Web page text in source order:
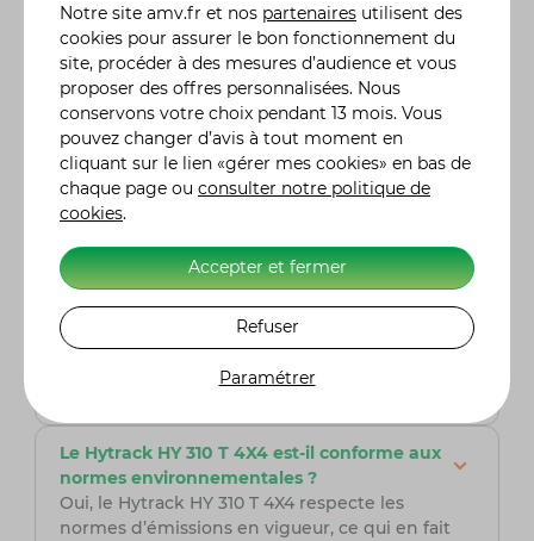
conçu pour affronter des terrains difficiles. Avec
son moteur puissant, sa traction intégrale 4X4
et ses suspensions indépendantes, il offre une
conduite stable et confortable, même sur les
surfaces les plus chaotiques comme les boues,
les rochers ou les pentes abruptes.
Quelle est la consommation de carburant
du Hytrack HY 310 T 4X4 ?
Le Hytrack HY 310 T 4X4 est conçu pour être
relativement économe en carburant, grâce à
son moteur optimisé. Il permet de parcourir de
longues distances avec une consommation
réduite, ce qui en fait un choix idéal pour les
longues sorties sans avoir à se soucier de faire
Le Hytrack HY 310 T 4X4 est-il conforme aux
normes environnementales ?
Oui, le Hytrack HY 310 T 4X4 respecte les
normes d’émissions en vigueur, ce qui en fait
Notre site amv.fr et nos partenaires utilisent des
cookies pour assurer le bon fonctionnement du
site, procéder à des mesures d’audience et vous
proposer des offres personnalisées. Nous
conservons votre choix pendant 13 mois. Vous
pouvez changer d’avis à tout moment en
cliquant sur le lien «gérer mes cookies» en bas de
chaque page ou consulter notre politique de
cookies.
Accepter et fermer
Refuser
Paramétrer